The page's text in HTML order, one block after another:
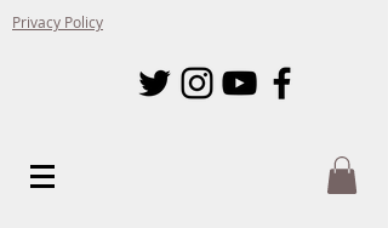
Privacy Policy